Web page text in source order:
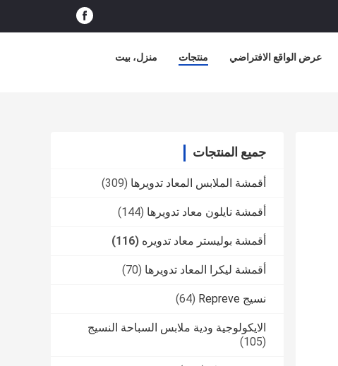
منزل، بيت منتجات عرض الواقع الافتراضي
جميع المنتجات
أقمشة الملابس المعاد تدويرها (309)
أقمشة نايلون معاد تدويرها (144)
أقمشة بوليستر معاد تدويره (116)
أقمشة ليكرا المعاد تدويرها (70)
نسيج Repreve (64)
الايكولوجية ودية ملابس السباحة النسيج
(105)